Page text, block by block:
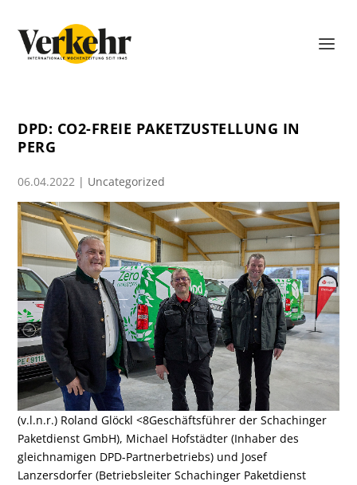
DPD: CO2-FREIE PAKETZUSTELLUNG IN
PERG
06.04.2022 | Uncategorized
(v.l.n.r.) Roland Glöckl <8Geschäftsführer der Schachinger
Paketdienst GmbH), Michael Hofstädter (Inhaber des
gleichnamigen DPD-Partnerbetriebs) und Josef
Lanzersdorfer (Betriebsleiter Schachinger Paketdienst